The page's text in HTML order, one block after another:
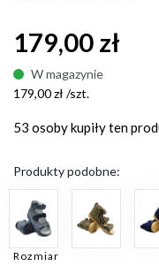
179,00 zł
W magazynie
179,00 zł /szt.
53 osobykupiły ten
Produkty podobne:
Rozmiar